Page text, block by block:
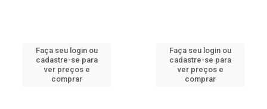
Faça seu login ou
cadastre-se para
ver preços e
comprar
Faça seu login ou
cadastre-se para
ver preços e
comprar